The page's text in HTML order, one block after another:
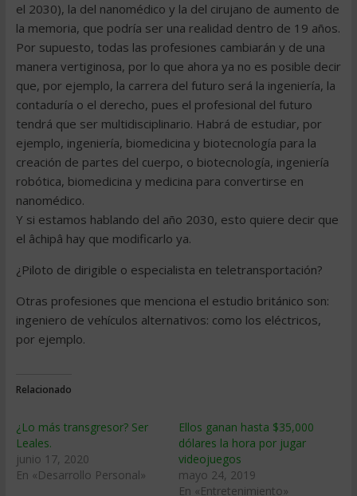
el 2030), la del nanomédico y la del cirujano de aumento de
la memoria, que podría ser una realidad dentro de 19 años.
Por supuesto, todas las profesiones cambiarán y de una
manera vertiginosa, por lo que ahora ya no es posible decir
que, por ejemplo, la carrera del futuro será la ingeniería, la
contaduría o el derecho, pues el profesional del futuro
tendrá que ser multidisciplinario. Habrá de estudiar, por
ejemplo, ingeniería, biomedicina y biotecnología para la
creación de partes del cuerpo, o biotecnología, ingeniería
robótica, biomedicina y medicina para convertirse en
nanomédico.
Y si estamos hablando del año 2030, esto quiere decir que
el âchipâ hay que modificarlo ya.
¿Piloto de dirigible o especialista en teletransportación?
Otras profesiones que menciona el estudio británico son:
ingeniero de vehículos alternativos: como los eléctricos,
por ejemplo.
Relacionado
¿Lo más transgresor? Ser
Leales.
junio 17, 2020
En «Desarrollo Personal»
Ellos ganan hasta $35,000
dólares la hora por jugar
videojuegos
mayo 24, 2019
En «Entretenimiento»